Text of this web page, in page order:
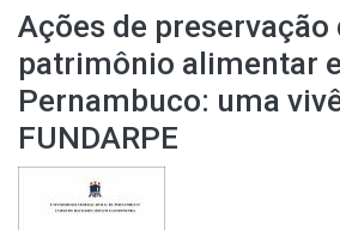
Ações de preservação
patrimônio alimentar
Pernambuco: uma
FUNDARPE